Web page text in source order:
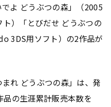
よ どうぶつの森」（2005
）「とびだせ どうぶつの
3DS用ソフト）の2作品が
れ どうぶつの森」は、発
の生涯累計販売本数を